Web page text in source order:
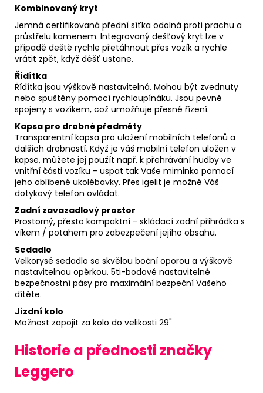
Kombinovaný kryt
Jemná certifikovaná přední síťka odolná proti prachu a
průstřelu kamenem. Integrovaný dešťový kryt lze v
případě deště rychle přetáhnout přes vozík a rychle
vrátit zpět, když déšť ustane.
Řídítka
Řídítka jsou výškově nastavitelná. Mohou být zvednuty
nebo spuštěny pomocí rychloupínáku. Jsou pevně
spojeny s vozíkem, což umožňuje přesné řízení.
Kapsa pro drobné předměty
Transparentní kapsa pro uložení mobilních telefonů a
dalších drobností. Když je váš mobilní telefon uložen v
kapse, můžete jej použít např. k přehrávání hudby ve
vnitřní části vozíku - uspat tak Vaše miminko pomocí
jeho oblíbené ukolébavky. Přes igelit je možné Váš
dotykový telefon ovládat.
Zadní zavazadlový prostor
Prostorný, přesto kompaktní - skládací zadní přihrádka s
víkem / potahem pro zabezpečení jejího obsahu.
Sedadlo
Velkorysé sedadlo se skvělou boční oporou a výškově
nastavitelnou opěrkou. 5ti-bodové nastavitelné
bezpečnostní pásy pro maximální bezpeční Vašeho
dítěte.
Jízdní kolo
Možnost zapojit za kolo do velikosti 29"
Historie a přednosti značky
Leggero